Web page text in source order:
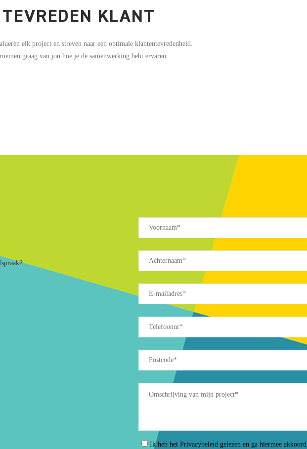
KLANT
elk project en streven naar een optimale klantentevredenheid.
graag van jou hoe je de samenwerking hebt ervaren.
Ik heb het Privacybeleid gelezen en ga hiermee akkoord